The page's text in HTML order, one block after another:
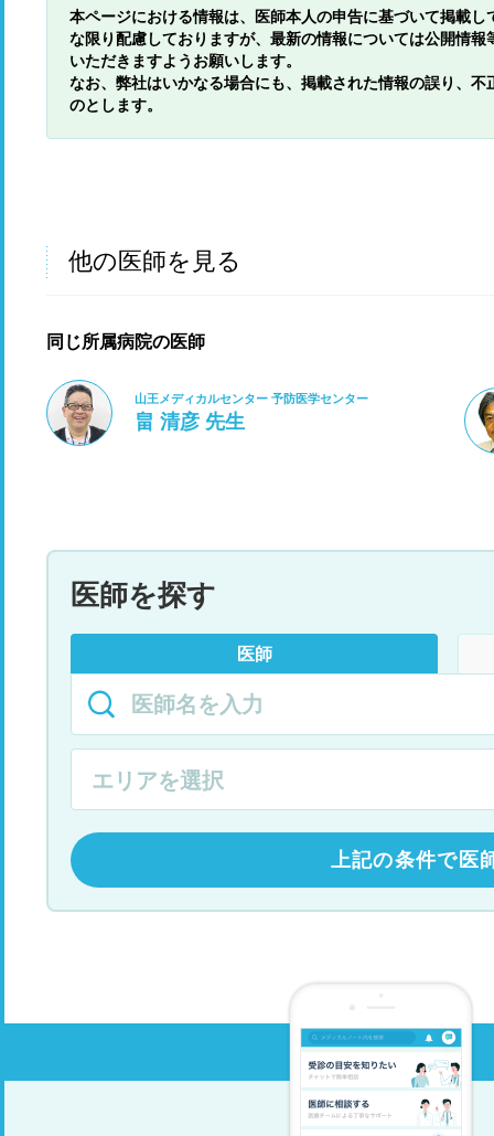
本ページにおける情報は、医師本人の申告に基づいて掲載
な限り配慮しておりますが、最新の情報については公開情
いただきますようお願いします。
なお、弊社はいかなる場合にも、掲載された情報の誤り、
のとします。
他の医師を見る
同じ所属病院の医師
山王メディカルセンター 予防医学センター
畠 清彦 先生
医師を探す
医師
上記の条件で医